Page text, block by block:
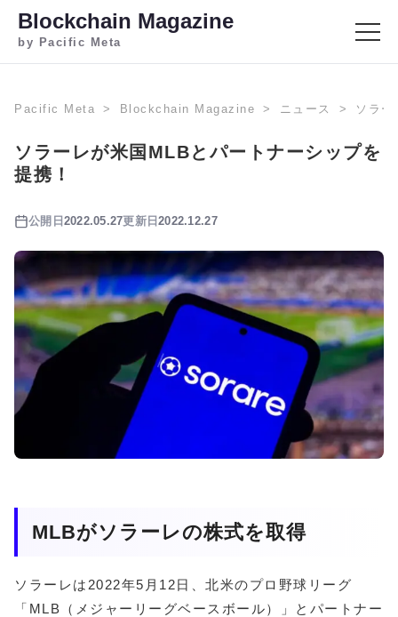
Blockchain Magazine
by Pacific Meta
Pacific Meta Blockchain Magazine ニュース ソラ
ソラーレが米国MLBとパートナーシップを
提携！
公開日 2022.05.27更新日2022.12.27
MLBがソラーレの株式を取得
ソラーレは2022年5月12日、北米のプロ野球リーグ
「MLB（メジャーリーグベースボール）」とパートナー